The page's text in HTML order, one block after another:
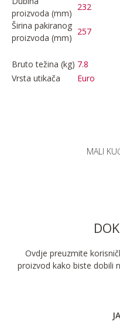
proizvoda (mm)
232
Širina pakiranog
proizvoda (mm)
257
Bruto težina (kg) 7.8
Vrsta utikača
Euro
MALI
Ovdje preuzmite
proizvod kako biste dobili